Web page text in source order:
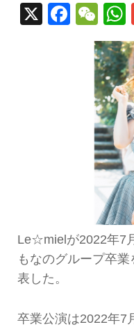
X
Le☆mielが2022年7
もなのグループ卒
表した。
卒業公演は2022年7